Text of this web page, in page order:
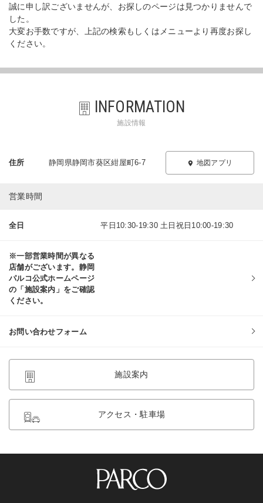
誠に申し訳ございませんが、お探しのページは見つかりませんで
した。
大変お手数ですが、上記の検索もしくはメニューより再度お探し
ください。
INFORMATION
施設情報
住所 静岡県静岡市葵区紺屋町6-7 地図アプリ
営業時間
全日 平日10:30-19:30 土日祝日10:00-19:30
※一部営業時間が異なる
店舗がございます。静岡
パルコ公式ホームページ
の「施設案内」をご確認
ください。
お問い合わせフォーム
施設案内
アクセス・駐車場